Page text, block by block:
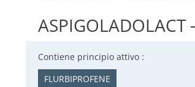
Contiene principio attivo :
FLURBIPROFENE